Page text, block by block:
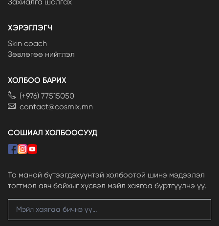
ХЭРЭГЛЭГЧ
Skin coach
Зөвлөгөө нийтлэл
ХОЛБОО БАРИХ
(+976) 77515050
contact@cosmix.mn
СОШИАЛ ХОЛБООСУУД
Та манай бүтээгдэхүүнтэй холбоотой шинэ мэдээлэл
тогтмол авч байхыг хүсвэл мэйл хаягаа бүртгүүлнэ үү.